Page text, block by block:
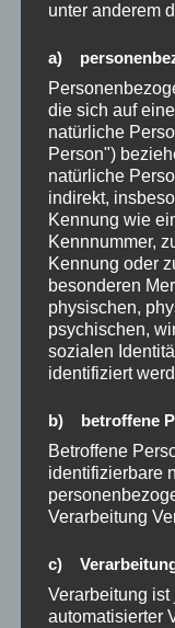
12 neue
Und alles
Es liegt an
Vorsätze oder
Der Beginn des
zurückzulassen
überprüfen,
und mich
oder nur wenig.
unter anderem
a)
die sich auf
natürliche
Person")
natürliche
indirekt,
Kennung wie
Kennnummer,
Kennung oder
besonderen
physischen,
psychischen,
sozialen
identifiziert
b) betroffene
Betroffene
identifizierbare
Verarbeitung
c)
Verarbeitung
automatisierter